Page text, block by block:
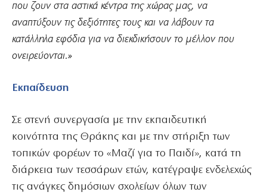
που ζουν στα αστικά κέντρα της χώρας μας, να
αναπτύξουν τις δεξιότητες τους και να λάβουν τα
κατάλληλα εφόδια για να διεκδικήσουν το μέλλον που
ονειρεύονται.»
Εκπαίδευση
Σε στενή συνεργασία με την εκπαιδευτική
κοινότητα της Θράκης και με την στήριξη των
τοπικών φορέων το «Μαζί για το Παιδί», κατά τη
διάρκεια των τεσσάρων ετών, κατέγραψε ενδελεχώς
τις ανάγκες δημόσιων σχολείων όλων των